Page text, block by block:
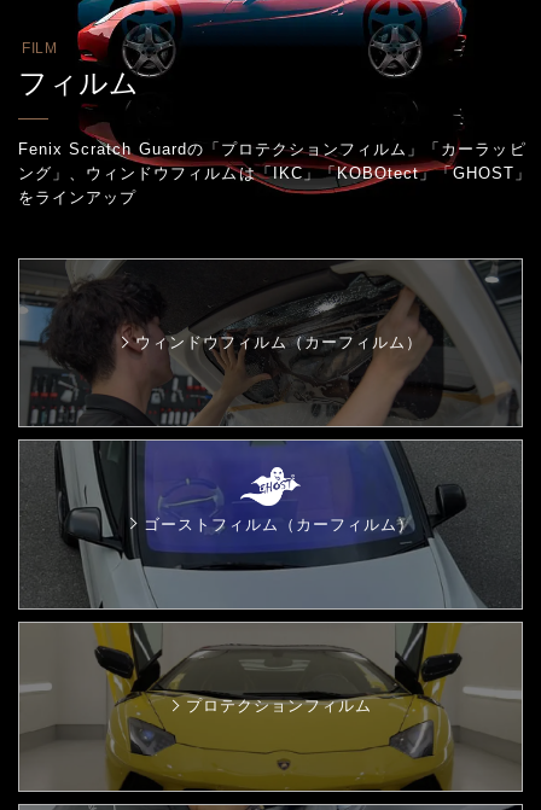
FILM
フィルム
Fenix Scratch Guardの「プロテクションフィルム」「カーラッピ
ング」、 ウィンドウフィルムは「IKC」「KOBOtect」「GHOST」
をラインアップ
ウィンドウフィルム（カーフィルム）
ゴーストフィルム（カーフィルム）
プロテクションフィルム